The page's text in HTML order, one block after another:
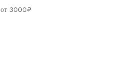
от 3000₽